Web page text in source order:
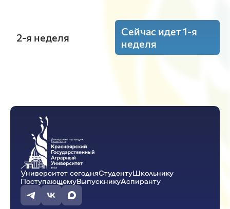
2-я неделя
Сейчас идет 1-я
неделя
ауд. А4-02
Основы биотехнологии
Университет сегодняСтудентуШкольнику
ПоступающемуВыпускникуАспиранту